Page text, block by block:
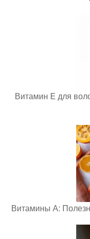
Витамин E для
Витамины А: